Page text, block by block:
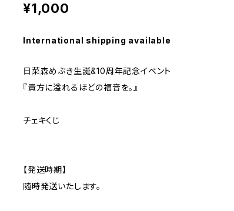
¥1,000
International shipping available
日菜森めぶき生誕&10周年記念イベント
『貴方に溢れるほどの福音を。』
チェキくじ
【発送時期】
随時発送いたします。